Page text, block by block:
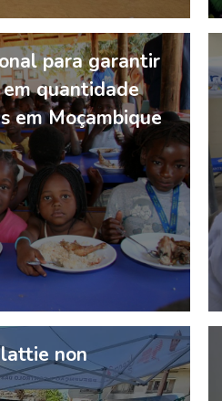
para garantir
quantidade
em Moçambique
non